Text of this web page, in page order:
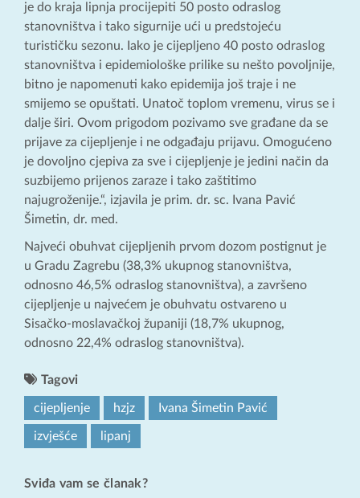
je do kraja lipnja procijepiti 50 posto odraslog
stanovništva i tako sigurnije ući u predstojeću
turističku sezonu. Iako je cijepljeno 40 posto odraslog
stanovništva i epidemiološke prilike su nešto povoljnije,
bitno je napomenuti kako epidemija još traje i ne
smijemo se opuštati. Unatoč toplom vremenu, virus se i
dalje širi. Ovom prigodom pozivamo sve građane da se
prijave za cijepljenje i ne odgađaju prijavu. Omogućeno
je dovoljno cjepiva za sve i cijepljenje je jedini način da
suzbijemo prijenos zaraze i tako zaštitimo
najugroženije.“, izjavila je prim. dr. sc. Ivana Pavić
Šimetin, dr. med.
Najveći obuhvat cijepljenih prvom dozom postignut je
u Gradu Zagrebu (38,3% ukupnog stanovništva,
odnosno 46,5% odraslog stanovništva), a završeno
cijepljenje u najvećem je obuhvatu ostvareno u
Sisačko-moslavačkoj županiji (18,7% ukupnog,
odnosno 22,4% odraslog stanovništva).
Tagovi
cijepljenje hzjz Ivana Šimetin Pavić
izvješće lipanj
Sviđa vam se članak?